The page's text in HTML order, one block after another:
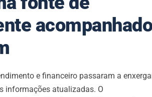
acompanhado
e financeiro passaram a
informações atualizadas. O